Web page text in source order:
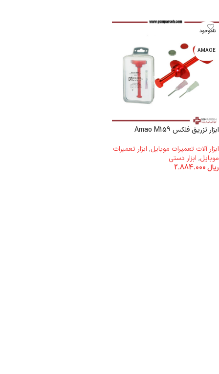
ناموجود
AMAOE
ابزار تزریق فلکس Amao M159
ابزار آلات تعمیرات موبایل, ابزار تعمیرات
موبایل, ابزار دستی
ریال